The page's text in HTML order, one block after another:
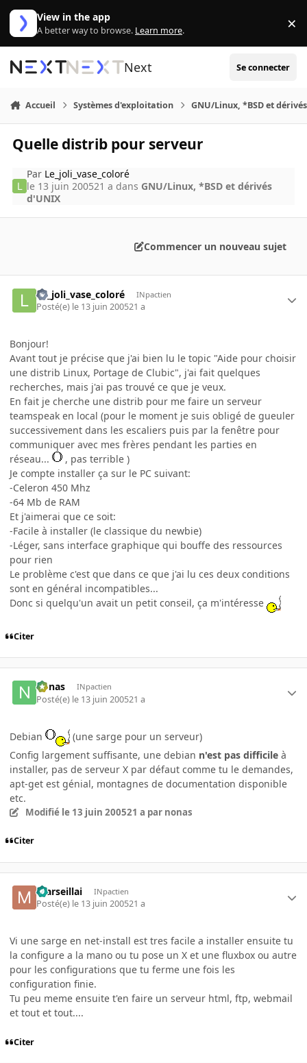
Aller au contenu
View in the app
A better way to browse. Learn more. ×
Next Se connecter
Accueil Systèmes d'exploitation GNU/Linux, *BSD et
Quelle distrib pour serveur
Par Le_joli_vase_coloré
le 13 juin 200521 a dans GNU/Linux, *BSD et dérivés
d'UNIX
Commencer un nouveau sujet
Le_joli_vase_coloré INpactien
Posté(e) le 13 juin 200521 a
Bonjour!
Avant tout je précise que j'ai bien lu le topic "Aide pour choisir
une distrib Linux, Portage de Clubic", j'ai fait quelques
recherches, mais j'ai pas trouvé ce que je veux.
En fait je cherche une distrib pour me faire un serveur
teamspeak en local (pour le moment je suis obligé de gueuler
successivement dans les escaliers puis par la fenêtre pour
communiquer avec mes frères pendant les parties en
réseau...
, pas terrible )
Je compte installer ça sur le PC suivant:
-Celeron 450 Mhz
-64 Mb de RAM
Et j'aimerai que ce soit:
-Facile à installer (le classique du newbie)
-Léger, sans interface graphique qui bouffe des ressources
pour rien
Le problème c'est que dans ce que j'ai lu ces deux conditions
sont en général incompatibles...
Donc si quelqu'un avait un petit conseil, ça m'intéresse
Citer
nonas INpactien
Posté(e) le 13 juin 200521 a
Debian
(une sarge pour un serveur)
Config largement suffisante, une debian n'est pas difficile à
installer, pas de serveur X par défaut comme tu le demandes,
apt-get est génial, montagnes de documentation disponible
etc.
Modifié le 13 juin 200521 a par nonas
Citer
marseillai INpactien
Posté(e) le 13 juin 200521 a
Vi une sarge en net-install est tres facile a installer ensuite tu
la configure a la mano ou tu pose un X et une fluxbox ou autre
pour les configurations que tu ferme une fois les
configuration finie.
Tu peu meme ensuite t'en faire un serveur html, ftp, webmail
et tout et tout....
Citer